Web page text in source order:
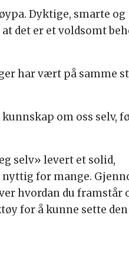
Dyktige, smarte og
det er et voldsomt
har vært på samme
om oss selv,
selv» levert et solid,
for mange.
hvordan du framstår
for å kunne sette den